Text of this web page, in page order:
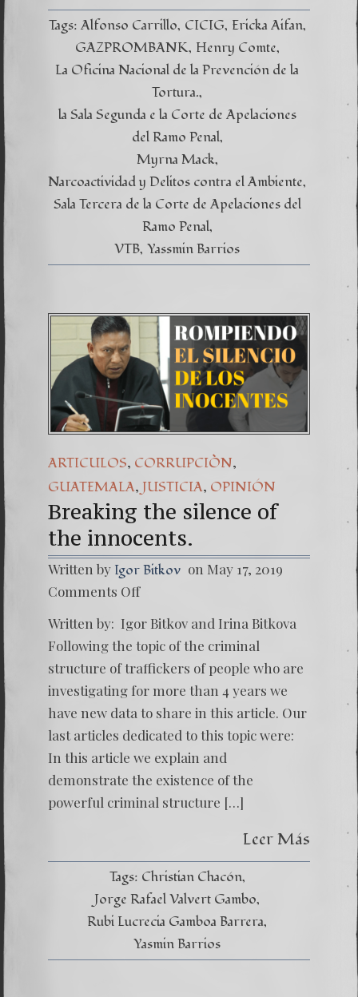
Tags: Alfonso Carrillo CICIG Ericka Aifan
GAZPROMBANK Henry Comte
La Oficina Nacional de la Prevención de la
Tortura.
la Sala Segunda e la Corte de Apelaciones
del Ramo Penal
Myrna Mack
Narcoactividad y Delitos contra el Ambiente
Sala Tercera de la Corte de Apelaciones del
Ramo Penal
VTB Yassmin Barrios
ARTICULOS, CORRUPCIÒN,
GUATEMALA, JUSTICIA, OPINIÓN
Breaking the silence of
the innocents.
Written by Igor Bitkov on May 17, 2019
Comments Off
Written by: Igor Bitkov and Irina Bitkova
Following the topic of the criminal
structure of traffickers of people who are
investigating for more than 4 years we
have new data to share in this article. Our
last articles dedicated to this topic were:
In this article we explain and
demonstrate the existence of the
powerful criminal structure […]
Leer Más
Tags: Christian Chacón
Jorge Rafael Valvert Gambo
Rubi Lucrecia Gamboa Barrera
Yasmin Barrios